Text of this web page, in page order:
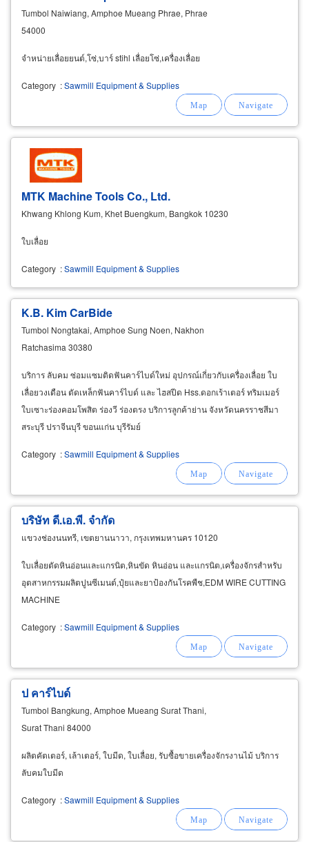
Tumbol Naiwiang, Amphoe Mueang Phrae, Phrae
54000
จำหน่ายเลื่อยยนต์,โซ่,บาร์ stihl เลื่อยโซ่,เครื่องเลื่อย
Category :Sawmill Equipment & Supplies
MTK Machine Tools Co., Ltd.
Khwang Khlong Kum, Khet Buengkum, Bangkok 10230
ใบเลื่อย
Category :Sawmill Equipment & Supplies
K.B. Kim CarBide
Tumbol Nongtakai, Amphoe Sung Noen, Nakhon
Ratchasima 30380
บริการ ลับคม ซ่อมแซมติดฟันคาร์ไบด์ใหม่ อุปกรณ์เกี่ยวกับเครื่องเลื่อย ใบ
เลื่อยวงเดือน ตัดเหล็กฟันคาร์ไบด์ และ ไฮสปีด Hss.ดอกเร้าเตอร์ ทริมเมอร์
ใบเซาะร่องคอมโพสิต ร่องวี ร่องตรง บริการลูกค้าย่าน จังหวัดนครราชสีมา
สระบุรี ปราจีนบุรี ขอนแก่น บุรีรัมย์
Category :Sawmill Equipment & Supplies
บริษัท ดี.เอ.พี. จำกัด
แขวงช่องนนทรี, เขตยานนาวา, กรุงเทพมหานคร 10120
ใบเลื่อยตัดหินอ่อนและแกรนิต,หินขัด หินอ่อน และแกรนิต,เครื่องจักรสำหรับ
อุตสาหกรรมผลิตปูนซีเมนต์,ปุ๋ยและยาป้องกันโรคพืช,EDM WIRE CUTTING
MACHINE
Category :Sawmill Equipment & Supplies
ป คาร์ไบด์
Tumbol Bangkung, Amphoe Mueang Surat Thani,
Surat Thani 84000
ผลิตคัตเตอร์, เล้าเตอร์, ใบมีด, ใบเลื่อย, รับซื้อขายเครื่องจักรงานไม้ บริการ
ลับคมใบมีด
Category :Sawmill Equipment & Supplies